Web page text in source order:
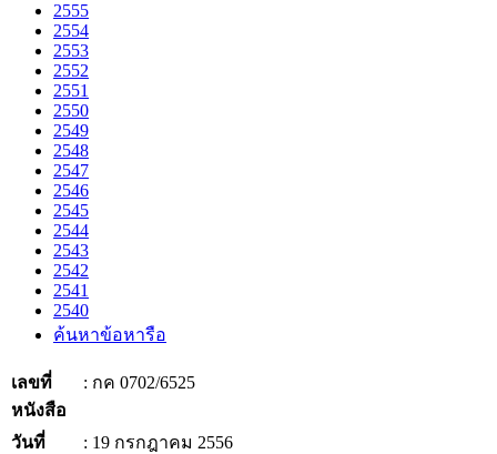
2555
2554
2553
2552
2551
2550
2549
2548
2547
2546
2545
2544
2543
2542
2541
2540
ค้นหาข้อหารือ
เลขที่
หนังสือ
: กค 0702/6525
วันที่
: 19 กรกฎาคม 2556